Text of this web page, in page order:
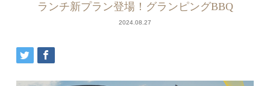
ランチ新プラン登場！グランピングBBQ
2024.08.27